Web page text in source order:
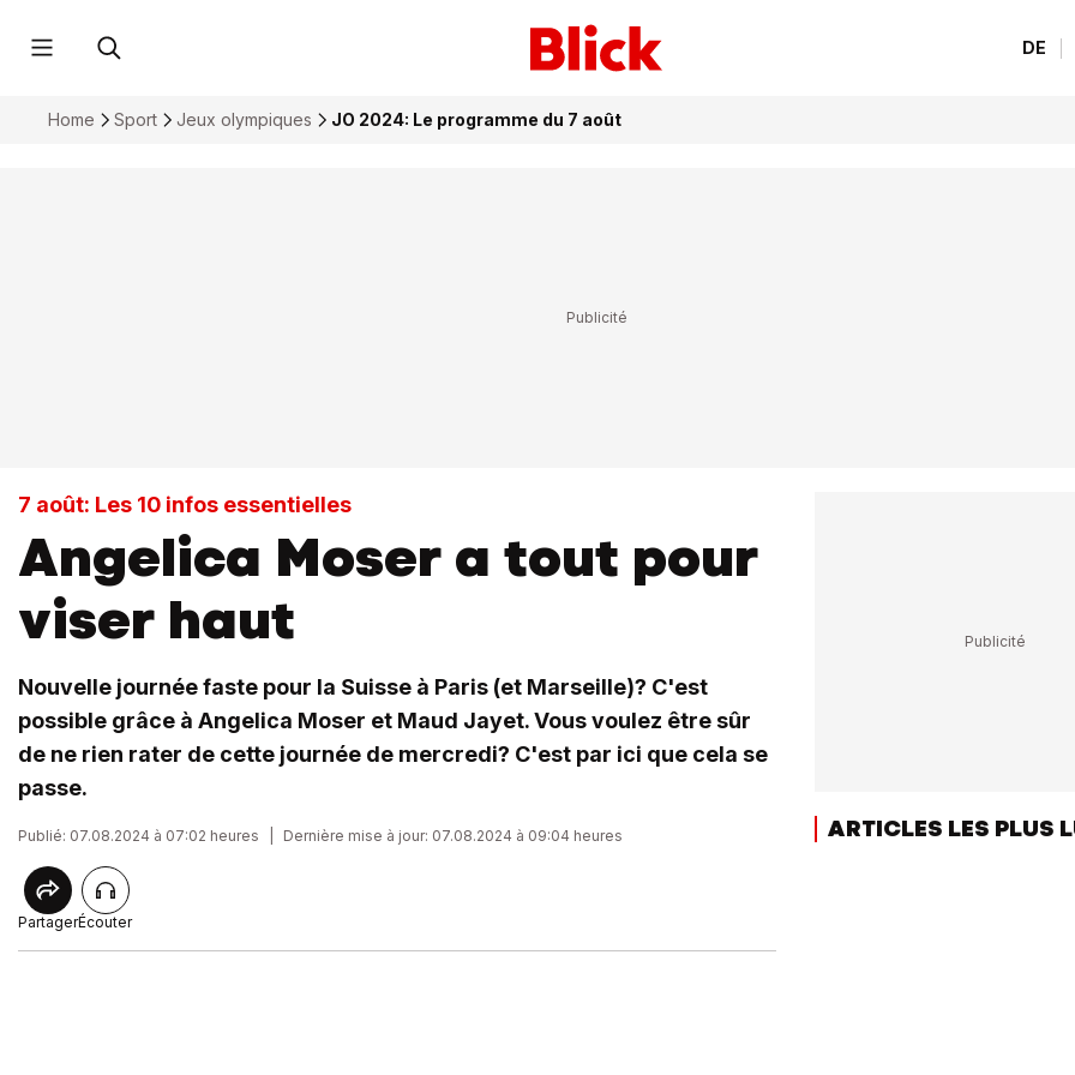
DE
Home Sport Jeux olympiques JO 2024: Le programme du 7 août
7 août: Les 10 infos essentielles
Angelica Moser a tout pour
viser haut
Nouvelle journée faste pour la Suisse à Paris (et Marseille)? C'est
possible grâce à Angelica Moser et Maud Jayet. Vous voulez être sûr
de ne rien rater de cette journée de mercredi? C'est par ici que cela se
passe.
Publié: 07.08.2024 à 07:02 heures Dernière mise à jour: 07.08.2024 à 09:04 heures
PartagerÉcouter
ARTICLES LES PLUS